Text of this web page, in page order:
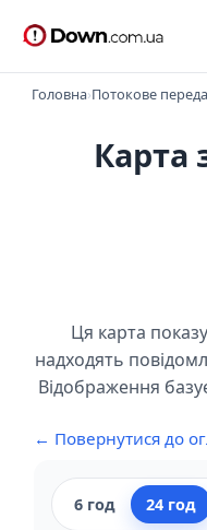
Головна›Потокове
Карта
Ця карта
надходять
Відображення
← Повернутися до
6 год 24 год